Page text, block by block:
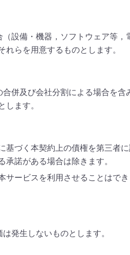
設備・機器，ソフトウェア等，
らを用意するものとします。
併及び会社分割による場合を含
します。
基づく本契約上の債権を第三者
諾がある場合は除きます。
サービスを利用させることはで
発生しないものとします。